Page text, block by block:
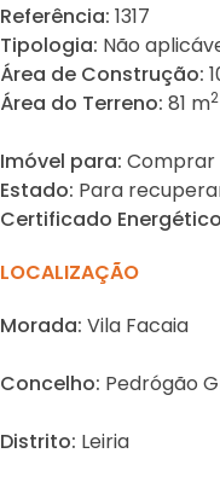
Referência: 1317
Tipologia: Não
Área de Construção:
Área do Terreno: 81 m2
Imóvel para: Comprar
Estado: Para
Certificado
LOCALIZAÇÃO
Morada: Vila Facaia
Concelho: Pedrógão
Distrito: Leiria